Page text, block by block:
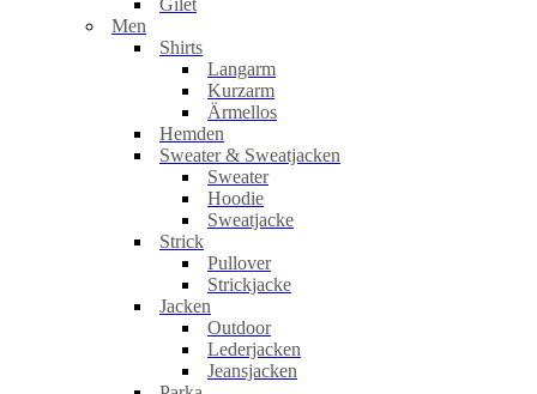
Gilet
Men
Shirts
Langarm
Kurzarm
Ärmellos
Hemden
Sweater & Sweatjacken
Sweater
Hoodie
Sweatjacke
Strick
Pullover
Strickjacke
Jacken
Outdoor
Lederjacken
Jeansjacken